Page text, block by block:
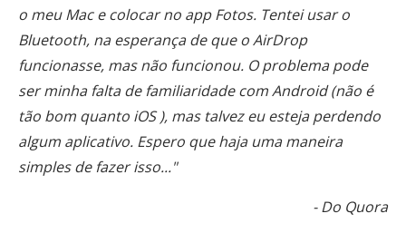
o meu Mac e colocar no app Fotos. Tentei usar o
Bluetooth, na esperança de que o AirDrop
funcionasse, mas não funcionou. O problema pode
ser minha falta de familiaridade com Android (não é
tão bom quanto iOS ), mas talvez eu esteja perdendo
algum aplicativo. Espero que haja uma maneira
simples de fazer isso..."
- Do Quora